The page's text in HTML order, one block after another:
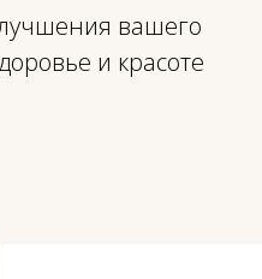
вашего
и красоте